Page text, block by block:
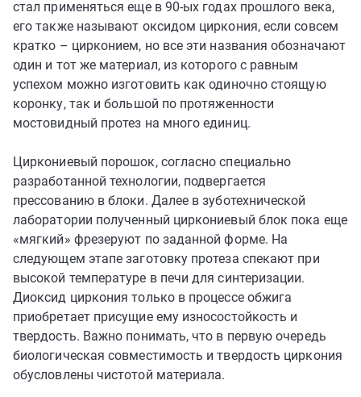
стал применяться еще в 90-ых годах прошлого века,
его также называют оксидом циркония, если совсем
кратко – цирконием, но все эти названия обозначают
один и тот же материал, из которого с равным
успехом можно изготовить как одиночно стоящую
коронку, так и большой по протяженности
мостовидный протез на много единиц.
Циркониевый порошок, согласно специально
разработанной технологии, подвергается
прессованию в блоки. Далее в зуботехнической
лаборатории полученный циркониевый блок пока еще
«мягкий» фрезеруют по заданной форме. На
следующем этапе заготовку протеза спекают при
высокой температуре в печи для синтеризации.
Диоксид циркония только в процессе обжига
приобретает присущие ему износостойкость и
твердость. Важно понимать, что в первую очередь
биологическая совместимость и твердость циркония
обусловлены чистотой материала.